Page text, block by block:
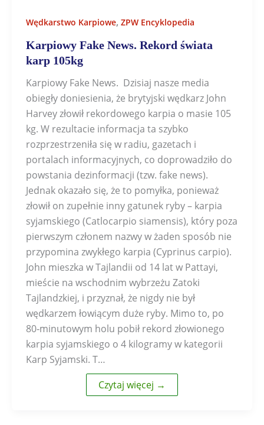
Wędkarstwo Karpiowe, ZPW Encyklopedia
Karpiowy Fake News. Rekord świata
karp 105kg
Karpiowy Fake News. Dzisiaj nasze media
obiegły doniesienia, że brytyjski wędkarz John
Harvey złowił rekordowego karpia o masie 105
kg. W rezultacie informacja ta szybko
rozprzestrzeniła się w radiu, gazetach i
portalach informacyjnych, co doprowadziło do
powstania dezinformacji (tzw. fake news).
Jednak okazało się, że to pomyłka, ponieważ
złowił on zupełnie inny gatunek ryby – karpia
syjamskiego (Catlocarpio siamensis), który poza
pierwszym członem nazwy w żaden sposób nie
przypomina zwykłego karpia (Cyprinus carpio).
John mieszka w Tajlandii od 14 lat w Pattayi,
mieście na wschodnim wybrzeżu Zatoki
Tajlandzkiej, i przyznał, że nigdy nie był
wędkarzem łowiącym duże ryby. Mimo to, po
80‑minutowym holu pobił rekord złowionego
karpia syjamskiego o 4 kilogramy w kategorii
Karp Syjamski. T…
Czytaj więcej →